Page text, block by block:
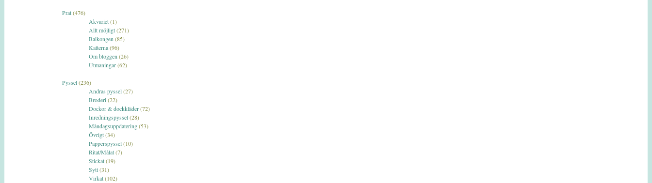
Prat(476)
Akvariet(1)
Allt möjligt(271)
Balkongen (85)
Katterna(96)
Om bloggen (26)
Utmaningar(62)
Pyssel(236)
Andras pyssel(27)
Broderi(22)
Dockor & dockkläder(72)
Inredningspyssel(28)
Måndagsuppdatering(53)
Övrigt(34)
Papperspyssel(10)
Ritat/Målat(7)
Stickat(19)
Sytt(31)
Virkat(102)